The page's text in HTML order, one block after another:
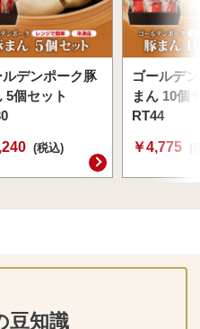
ルデンポーク豚
5個セット
(税込)
ゴールデ
まん 10個
RT44
￥4,775
豆知識